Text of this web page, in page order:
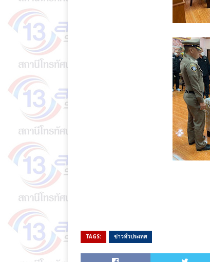
TAGS: ข่าวทั่วประเทศ